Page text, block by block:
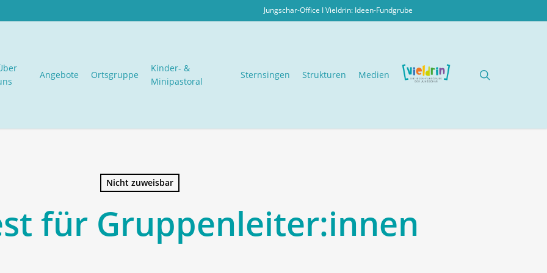
Jungschar-Office IVieldrin: Ideen-Fundgrube
Angebote Ortsgruppe
Kinder- &
Minipastoral
Sternsingen Strukturen Medien
Nicht zuweisbar
für Gruppenleiter:innen